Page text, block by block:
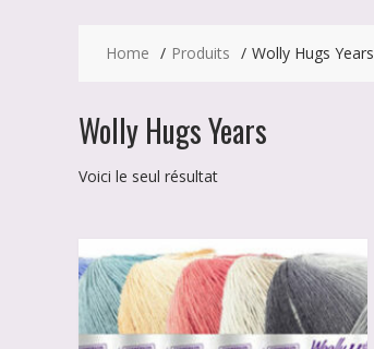
Home Produits Wolly Hugs Years
Wolly Hugs Years
Voici le seul résultat